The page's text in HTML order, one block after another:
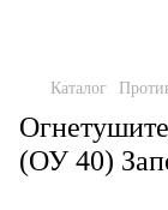
Каталог
(ОУ 40)